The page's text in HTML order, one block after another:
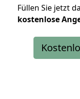
Füllen Sie jetzt
kostenlose